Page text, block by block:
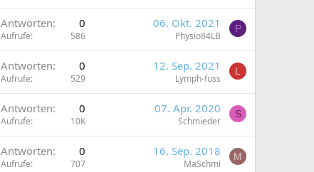
Antworten 0
Aufrufe 586
06. Okt. 2021
Physio84LB
P
Antworten 0
Aufrufe 529
12. Sep. 2021
Lymph-fuss
L
Antworten 0
Aufrufe 10K
07. Apr. 2020
Schmieder
S
Antworten 0
Aufrufe 707
16. Sep. 2018
MaSchmi
M